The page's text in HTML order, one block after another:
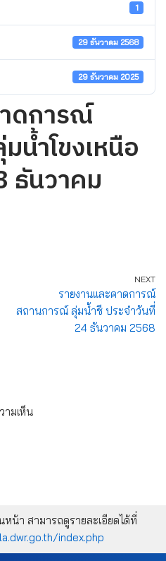
1
29 ธันวาคม 2568
29 ธันวาคม 2025
ดการณ์
น้ำโขงเหนือ
ธันวาคม
NEXT
รายงานและคาดการณ์
สถานการณ์ ลุ่มน้ำชี ประจำวันที่
24 ธันวาคม 2568
ามเห็น
น้า สามารถดูรายละเอียดได้ที่
index.php